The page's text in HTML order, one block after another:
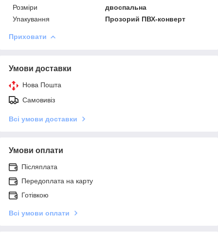
Розміри
двоспальна
Упакування
Прозорий ПВХ-конверт
Приховати
Умови доставки
Нова Пошта
Самовивіз
Всі умови доставки
Умови оплати
Післяплата
Передоплата на карту
Готівкою
Всі умови оплати